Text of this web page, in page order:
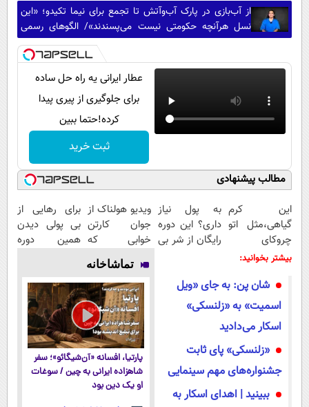
از آب‌بازی در پارک آب‌وآتش تا تجمع برای نیما تکیدو؛ «این
نسل هرآنچه حکومتی نیست می‌پسندند»/ الگوهای رسمی
دیگر مرجع نیستند/ یقه نوجوان‌ها را نگیرید!
عطار ایرانی یه راه حل ساده
برای جلوگیری از پیری پیدا
کرده!حتما ببین
ثبت خرید
مطالب پیشنهادی
این کرم
گیاهی،مثل اتو
چروکای
پوستتوصاف
به پول نیاز
داری؟ این دوره
رایگان از شر بی
ویدیو هولناک از
جوان کارتن
خوابی که
میلیاردر شد.
آموزش رایگان
برای رهایی از
بی پولی دیدن
همین دوره
کن)
بیشتر بخوانید:
شان پن: به جای «ویل
اسمیت» به «زلنسکی»
اسکار می‌دادید
«زلنسکی» پای ثابت
جشنواره‌های مهم سینمایی
ببینید | اهدای اسکار به
تماشاخانه
پارتیا، افسانه «آن‌شیگائو»؛ سفر
شاهزاده ایرانی به چین / سوغات
او یک دین بود